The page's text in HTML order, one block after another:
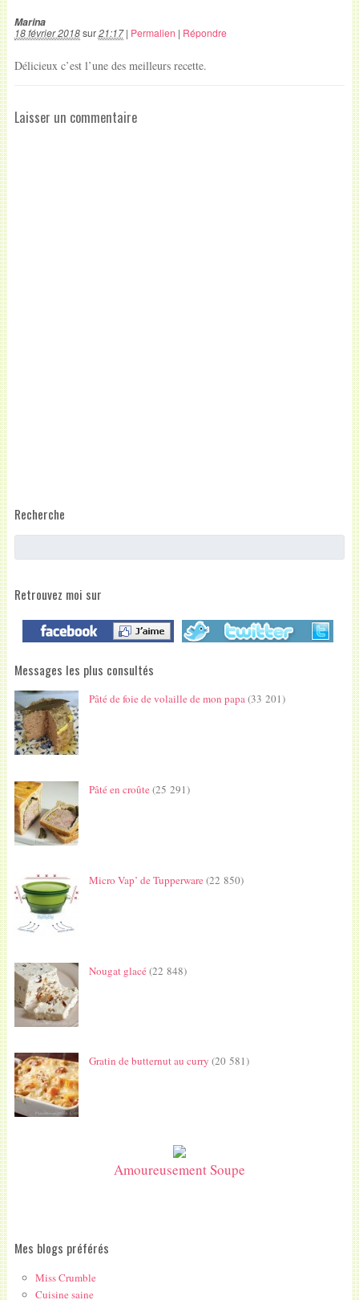
Marina
18 février 2018sur21:17| Permalien | Répondre
Délicieux c’est l’une des meilleurs recette.
Laisser un commentaire
Recherche
Retrouvez moi sur
Messages les plus consultés
Pâté de foie de volaille de mon papa(33 201)
Pâté en croûte(25 291)
Micro Vap’ de Tupperware(22 850)
Nougat glacé(22 848)
Gratin de butternut au curry (20 581)
Amoureusement Soupe
Mes blogs préférés
Miss Crumble
Cuisine saine